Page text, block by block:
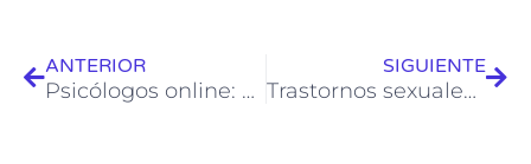
ANTERIOR
Psicólogos online: una opción conveniente y accesible para la terapia
SIGUIENTE
Trastornos sexuales: Comprendiendo y abordando las dificultades en la sexualidad